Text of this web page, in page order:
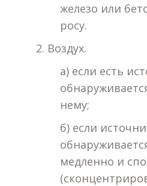
железо или
росу.
2. Воздух.
а) если есть
нему;
б) если
медленно и